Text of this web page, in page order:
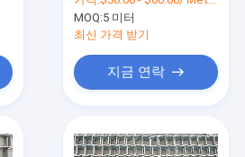
벨트 와이어 또는 건조
MOQ:5 미터
최신 가격 받기
지금 연락